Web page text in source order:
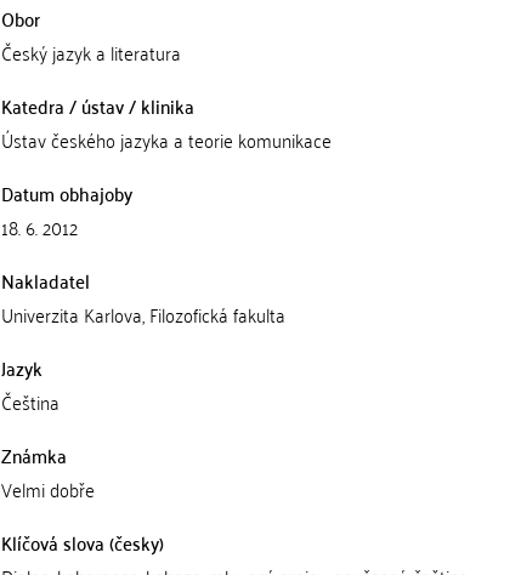
Obor
Český jazyk a literatura
Katedra / ústav / klinika
Ústav českého jazyka a teorie komunikace
Datum obhajoby
18. 6. 2012
Nakladatel
Univerzita Karlova, Filozofická fakulta
Jazyk
Čeština
Známka
Velmi dobře
Klíčová slova (česky)